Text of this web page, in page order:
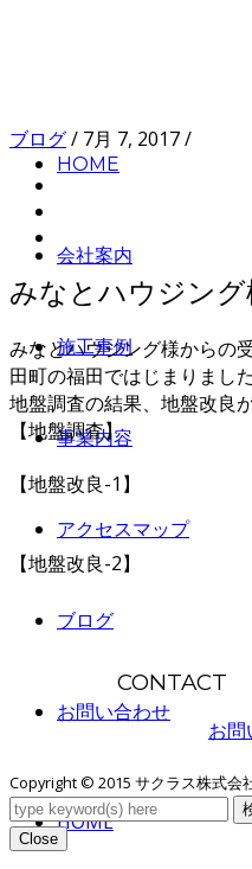
HOME
会社案内
施工事例
事業内容
アクセスマップ
ブログ
お問い合わせ
HOME
ブログ/ 7月 7, 2017/
みなとハウジング
みなとハウジング様からの
田町の福田ではじまりました
地盤調査の結果、地盤改良
【地盤調査】
【地盤改良-1】
【地盤改良-2】
CONTACT
お問
Copyright © 2015 サクラス株式会
Close